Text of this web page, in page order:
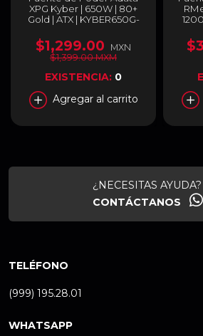
XPG Kyber | 650W | 80+
Gold | ATX | KYBER650G-
$1,299.00
MXN
$1,399.00 MXM
EXISTENCIA: 0
Agregar al carrito
¿NECESITAS AYUDA?
CONTÁCTANOS
TELÉFONO
(999) 195.28.01
WHATSAPP